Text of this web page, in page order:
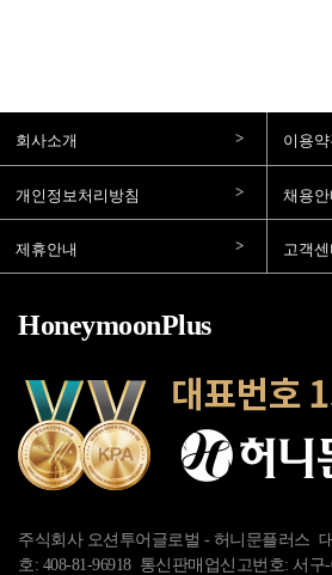
회사소개 이용
개인정보처리방침 채용안
제휴안내 고객센
HoneymoonPlus
주식회사 오션투어글로벌 - 허니문플러스
호: 408-81-96918 통신판매업신고번호: 서구-